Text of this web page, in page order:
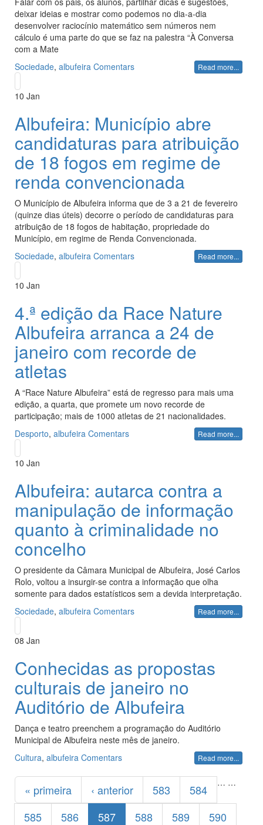
deixar ideias e mostrar como podemos no dia-a-dia
desenvolver raciocínio matemático sem números nem
cálculo é uma parte do que se faz na palestra “À Conversa
com a Mate
Sociedade, albufeira Comentars Read more...
10 Jan
Albufeira: Município abre
candidaturas para atribuição
de 18 fogos em regime de
renda convencionada
O Município de Albufeira informa que de 3 a 21 de fevereiro
(quinze dias úteis) decorre o período de candidaturas para
atribuição de 18 fogos de habitação, propriedade do
Município, em regime de Renda Convencionada.
Sociedade, albufeira Comentars Read more...
10 Jan
4.ª edição da Race Nature
Albufeira arranca a 24 de
janeiro com recorde de
atletas
A “Race Nature Albufeira” está de regresso para mais uma
edição, a quarta, que promete um novo recorde de
participação; mais de 1000 atletas de 21 nacionalidades.
Desporto, albufeira Comentars Read more...
10 Jan
Albufeira: autarca contra a
manipulação de informação
quanto à criminalidade no
concelho
O presidente da Câmara Municipal de Albufeira, José Carlos
Rolo, voltou a insurgir-se contra a informação que olha
somente para dados estatísticos sem a devida interpretação.
Sociedade, albufeira Comentars Read more...
08 Jan
Conhecidas as propostas
culturais de janeiro no
Auditório de Albufeira
Dança e teatro preenchem a programação do Auditório
Municipal de Albufeira neste mês de janeiro.
Cultura, albufeira Comentars Read more...
Páginas
« primeira ‹ anterior …
583
584
585
586 587 588 589
590
…